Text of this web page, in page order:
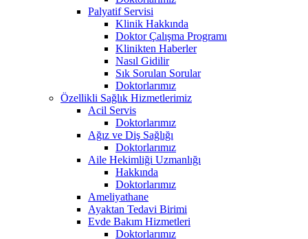
Palyatif Servisi
Klinik Hakkında
Doktor Çalışma Programı
Klinikten Haberler
Nasıl Gidilir
Sık Sorulan Sorular
Doktorlarımız
Özellikli Sağlık Hizmetlerimiz
Acil Servis
Doktorlarımız
Ağız ve Diş Sağlığı
Doktorlarımız
Aile Hekimliği Uzmanlığı
Hakkında
Doktorlarımız
Ameliyathane
Ayaktan Tedavi Birimi
Evde Bakım Hizmetleri
Doktorlarımız